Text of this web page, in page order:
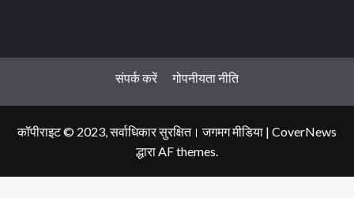
संपर्क करें गोपनीयता नीति
कॉपीराइट © 2023, सर्वाधिकार सुरक्षित। जगमग मीडिया | CoverNews
द्धारा AF themes.